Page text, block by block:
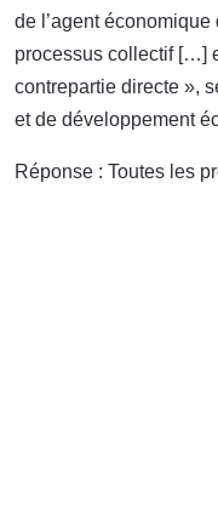
de l’agent économique
processus collectif […]
contrepartie directe »,
et de développement
Réponse : Toutes les